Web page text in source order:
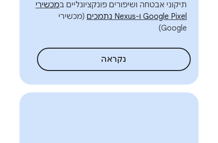
תיקוני אבטחה ושיפורים פונקציונליים במכשירי
Google Pixel ו-Nexus נתמכים
(מכשירי
Google)
נקראה